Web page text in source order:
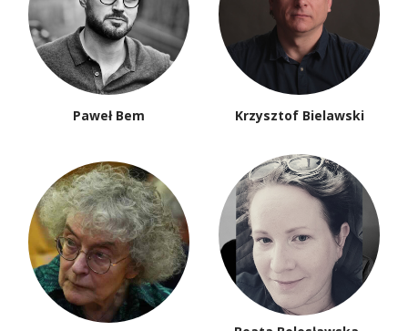
Paweł Bem Krzysztof Bielawski